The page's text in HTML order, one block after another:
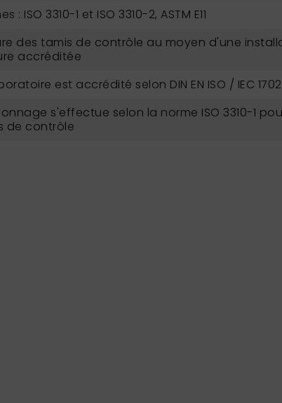
: ISO 3310-1 et ISO 3310-2, ASTM E11
des tamis de contrôle au moyen d'une
accréditée
est accrédité selon DIN EN ISO / IEC
s'effectue selon la norme ISO 3310-1
de contrôle